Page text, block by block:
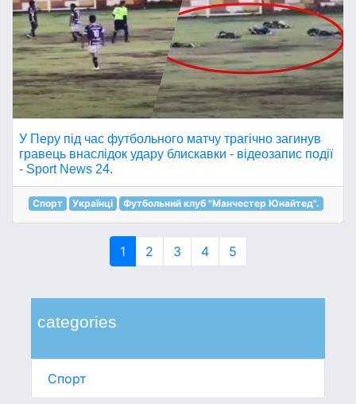
categories
Спорт
У Перу під час футбольного матчу трагічно загинув
гравець внаслідок удару блискавки - відеозапис події
- Sport News 24.
Спорт Українці Футбольний клуб "Манчестер Юнайтед".
1 2 3 4 5